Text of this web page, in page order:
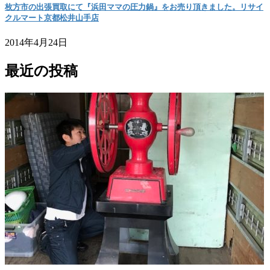
枚方市の出張買取にて『浜田ママの圧力鍋』をお売り頂きました。リサイ
クルマート京都松井山手店
2014年4月24日
最近の投稿